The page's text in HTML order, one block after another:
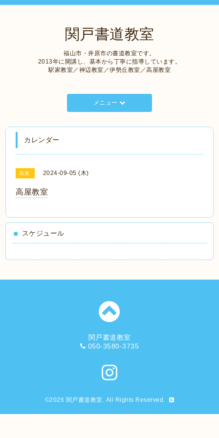
関戸書道教室
福山市・井原市の書道教室です。
2013年に開講し、基本から丁寧に指導しています。
駅家教室／神辺教室／伊勢丘教室／高屋教室
メニュー
カレンダー
高屋 2024-09-05 (木)
高屋教室
スケジュール
関戸書道教室
050-3580-3735
©2026 関戸書道教室. All Rights Reserved.